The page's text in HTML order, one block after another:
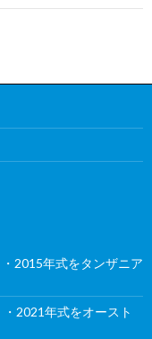
2015年式をタンザニア
2021年式をオースト